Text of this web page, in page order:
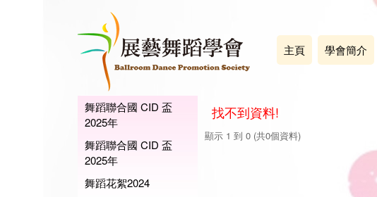
主頁 學會簡介
舞蹈聯合國 CID 盃
2025年
舞蹈聯合國 CID 盃
2025年
舞蹈花絮2024
找不到資料!
顯示 1 到 0 (共0個資料)